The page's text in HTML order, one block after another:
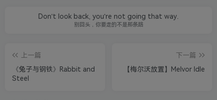
Don't look back, you're not going that way.
别回头，你要走的不是那条路
上一篇
《兔子与钢铁》Rabbit and
Steel
下一篇
【梅尔沃放置】Melvor Idle